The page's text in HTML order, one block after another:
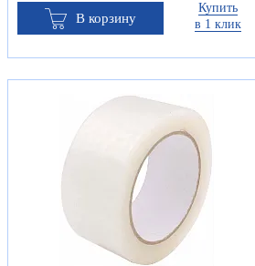
В корзину
Купить
в 1 клик